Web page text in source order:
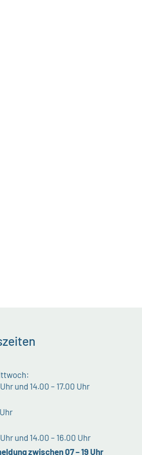
und 14.00 – 17.00 Uhr
und 14.00 – 16.00 Uhr
zwischen 07 – 19 Uhr